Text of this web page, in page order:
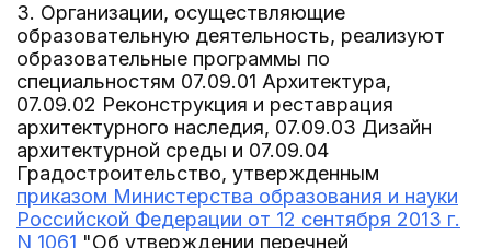
3. Организации, осуществляющие
образовательную деятельность, реализуют
образовательные программы по
специальностям 07.09.01 Архитектура,
07.09.02 Реконструкция и реставрация
архитектурного наследия, 07.09.03 Дизайн
архитектурной среды и 07.09.04
Градостроительство, утвержденным
приказом Министерства образования и науки
Российской Федерации от 12 сентября 2013 г.
N 1061 "Об утверждении перечней